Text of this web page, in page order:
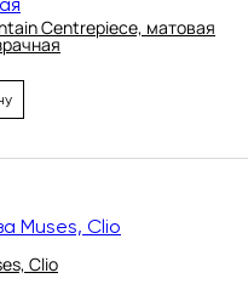
Centrepiece, матовая
Clio